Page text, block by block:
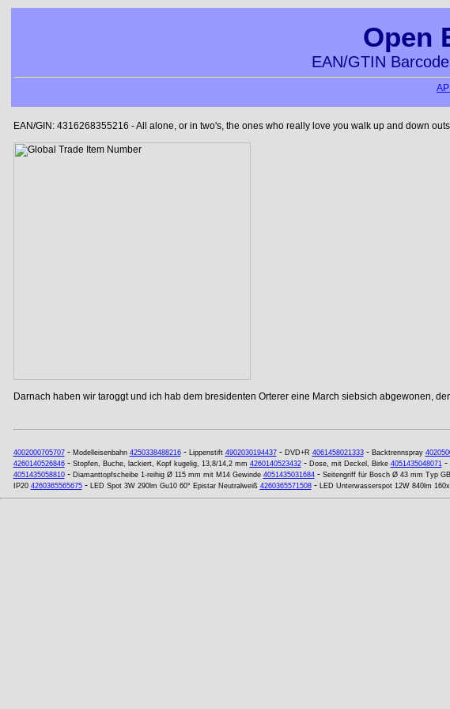
Open
EAN/GTIN
EAN/GIN: 4316268355216 - All alone, or in two's, the ones who really love you walk up and down
Darnach haben wir taroggt und ich hab dem bresidenten Orterer eine March siebsich abgewonen,
4002000705707- Modelleisenbahn 4250338488216- Lippenstift 4902030194437- DVD+R 4061458021333- Backtrennspray
4260140526846- Stopfen, Buche, lackiert, Kopf kugelig, 13,8/14,2 mm 4260140523432- Dose, mit Deckel, Birke 4051435048071-
4051435058810- Diamanttopfscheibe 1-reihig Ø 115 mm mit M14 Gewinde 4051435031684- Seitengriff für Bosch Ø 43 mm Typ
IP20 4260365565675- LED Spot 3W 290lm Gu10 60° Epistar Neutralweiß 4260365571508- LED Unterwasserspot 12W 840lm